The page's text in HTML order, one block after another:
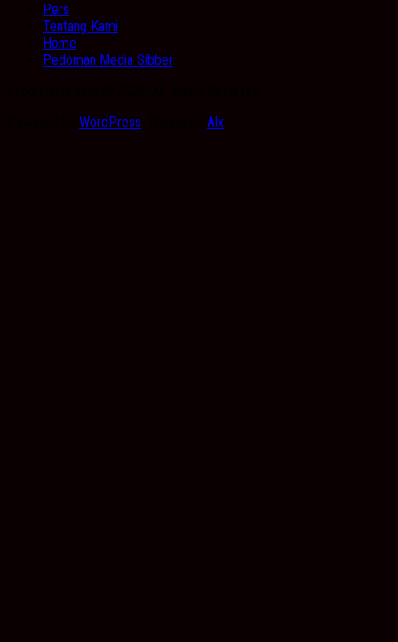
Pers
Tentang Kami
Home
Pedoman Media Sibber
WordPress Alx